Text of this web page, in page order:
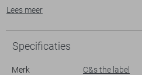
dagen. Met de regular waist en een
altijd plek om je essentials bij de
alledaags gebruik of een ontspannen
Deze casual broek is gemakkelijk te
luchtige blouse als een casual T-
Lees meer
Specificaties
Merk
C&s the label